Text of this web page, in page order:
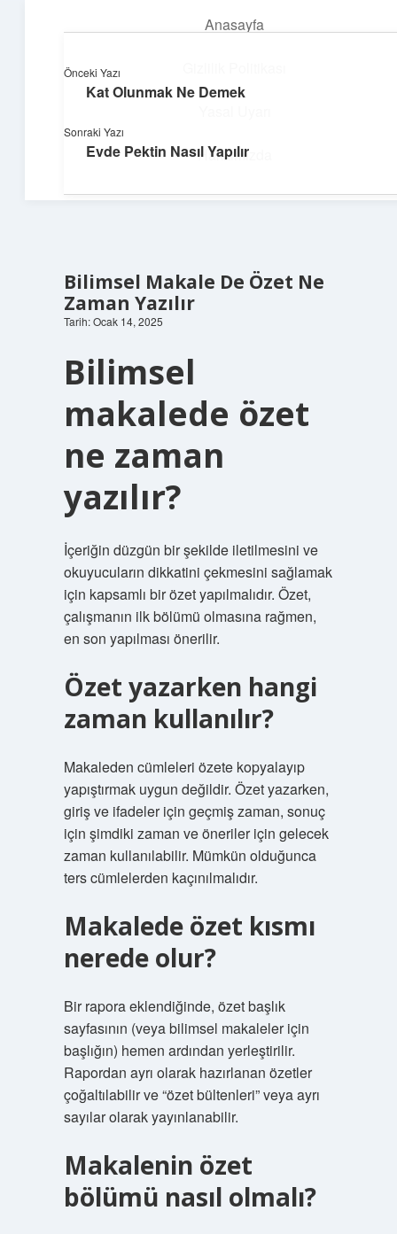
Anasayfa
Hakkımızda
Hayatına ferahlık katan öneriler!
Bilimsel Makale De Özet Ne
Zaman Yazılır
Tarih: Ocak 14, 2025
Bilimsel
makalede özet
ne zaman
yazılır?
İçeriğin düzgün bir şekilde iletilmesini ve
okuyucuların dikkatini çekmesini sağlamak
için kapsamlı bir özet yapılmalıdır. Özet,
çalışmanın ilk bölümü olmasına rağmen,
en son yapılması önerilir.
Özet yazarken hangi
zaman kullanılır?
Makaleden cümleleri özete kopyalayıp
yapıştırmak uygun değildir. Özet yazarken,
giriş ve ifadeler için geçmiş zaman, sonuç
için şimdiki zaman ve öneriler için gelecek
zaman kullanılabilir. Mümkün olduğunca
ters cümlelerden kaçınılmalıdır.
Makalede özet kısmı
nerede olur?
Bir rapora eklendiğinde, özet başlık
sayfasının (veya bilimsel makaleler için
başlığın) hemen ardından yerleştirilir.
Rapordan ayrı olarak hazırlanan özetler
çoğaltılabilir ve “özet bültenleri” veya ayrı
sayılar olarak yayınlanabilir.
Makalenin özet
bölümü nasıl olmalı?
Önceki Yazı
Kat Olunmak Ne Demek
Sonraki Yazı
Evde Pektin Nasıl Yapılır